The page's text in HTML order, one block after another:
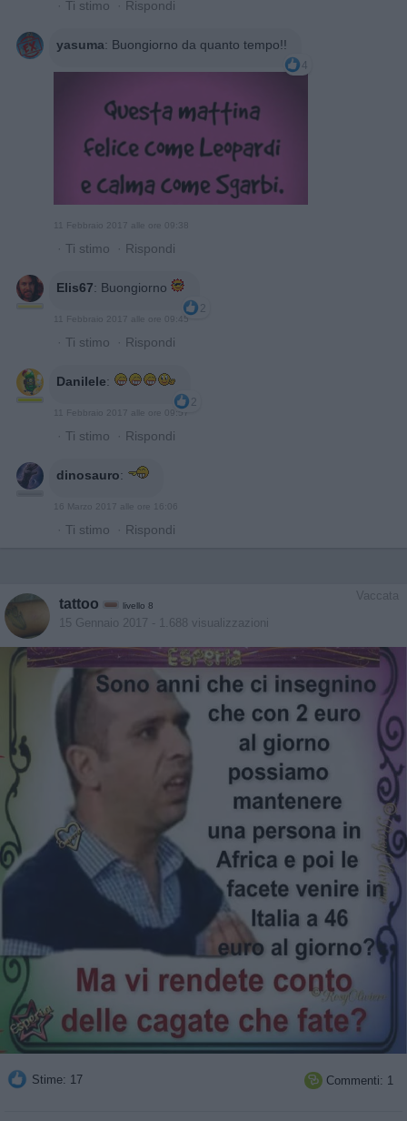
· Ti stimo · Rispondi
yasuma: Buongiorno da quanto tempo!!
4
11 Febbraio 2017 alle ore 09:38
· Ti stimo · Rispondi
Elis67: Buongiorno
2
11 Febbraio 2017 alle ore 09:45
· Ti stimo · Rispondi
Danilele:
2
11 Febbraio 2017 alle ore 09:57
· Ti stimo · Rispondi
dinosauro:
16 Marzo 2017 alle ore 16:06
· Ti stimo · Rispondi
Vaccata
tattoo livello 8
15 Gennaio 2017 - 1.688 visualizzazioni
Stime: 17  Commenti: 1